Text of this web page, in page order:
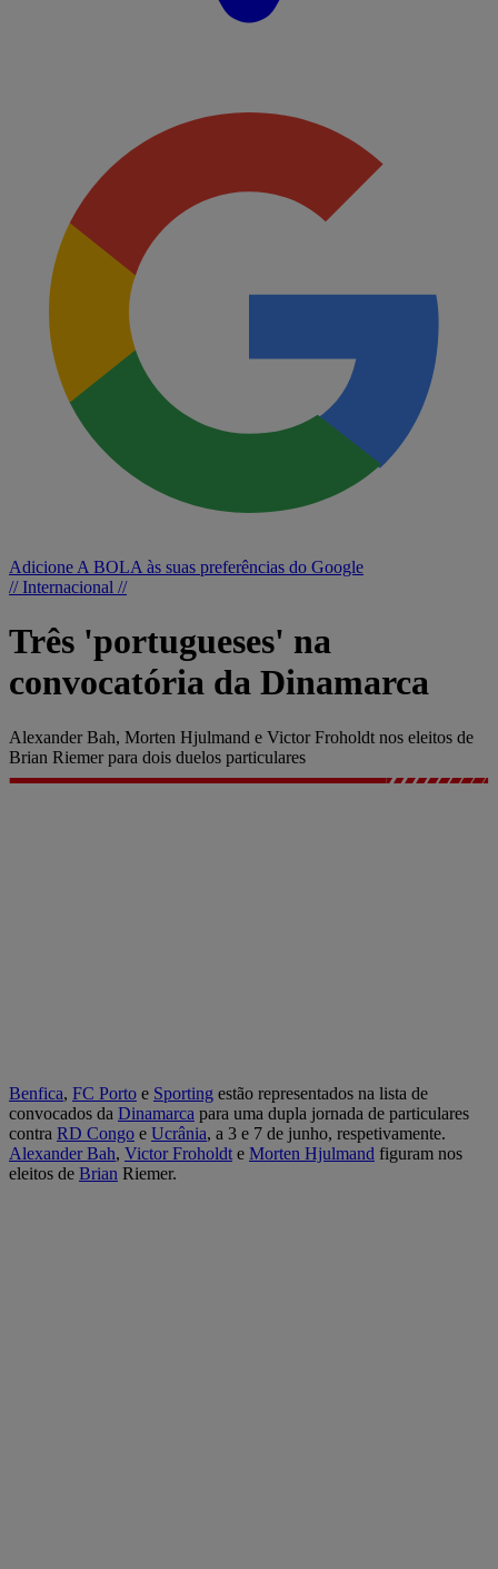
Adicione A BOLA às suas preferências do Google
// Internacional //
Três 'portugueses' na
convocatória da Dinamarca
Alexander Bah, Morten Hjulmand e Victor Froholdt nos eleitos de
Brian Riemer para dois duelos particulares
Benfica, FC Porto e Sporting estão representados na lista de
convocados da Dinamarca para uma dupla jornada de particulares
contra RD Congo e Ucrânia, a 3 e 7 de junho, respetivamente.
Alexander Bah, Victor Froholdt e Morten Hjulmand figuram nos
eleitos de Brian Riemer.